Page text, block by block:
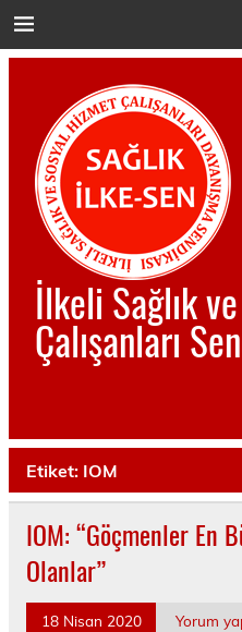
geç
İlkeli Sağlık
Çalışanları
İlkeli Sağlık ve Sosyal
Etiket: IOM
IOM: “Göçmenler En
Olanlar”
18 Nisan 2020 Yorum